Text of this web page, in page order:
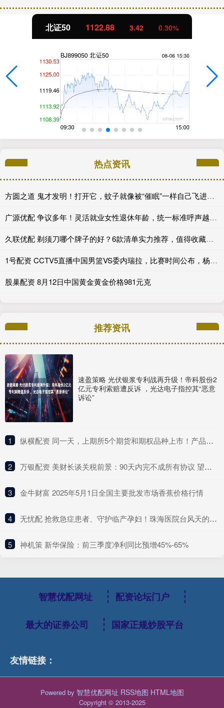
北证50 1122.88 3.42 0.30%
热点资讯
方圆之道 鬼才发明！打开它，蚊子就像被“催眠”一样自己飞进去送死
广源优配 争议多年！灵活就业女性退休年龄，统一标准呼声越来越高
久联优配 剃须刀哪个牌子的好？6款清单实力推荐，值得收藏！_设备_性能_刀片
1号配资 CCTV5直播中国男篮VS委内瑞拉，比赛时间公布，杨瀚森周琦都会打_亚洲_亚洲杯_1
股巢配资 8月12日中国黄金黄金价格981元克
推荐资讯
速盈策略 光伏银浆专利战再升级！帝科股份2
亿元专利索赔遭反诉 ，光达电子指控其“恶意
诉讼”
1 ​纵横配资 同一天，上期所5个期货和期权品种上市！产品体系持续完善
2 ​万银配资 美财长谈关税前景：90天内完不成所有协议 望与中方达成重大进展！
3 ​金牛财富 2025年5月1日全国主要批发市场香蕉价格行情
4 ​无忧配 抢救急症患者、守护临产孕妇！珠海医院台风天的“生死急救”
5 ​神机策 新华保险：前三季度净利同比预增45%-65%
智慧优配网址 配资论坛门户
最大的证券公司 国家正规炒股平台
友情链接：
Powered by 智慧优配网址 RSS地图 HTML地图
Copyright © 2013-2025